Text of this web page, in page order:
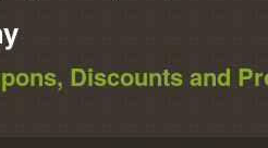
Discounts and